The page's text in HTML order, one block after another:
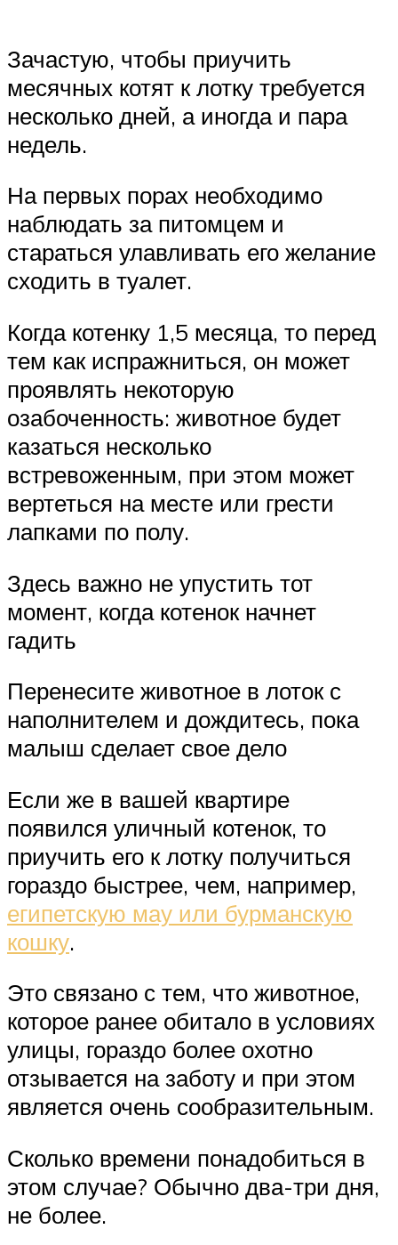
Зачастую, чтобы приучить
месячных котят к лотку требуется
несколько дней, а иногда и пара
недель.
На первых порах необходимо
наблюдать за питомцем и
стараться улавливать его желание
сходить в туалет.
Когда котенку 1,5 месяца, то перед
тем как испражниться, он может
проявлять некоторую
озабоченность: животное будет
казаться несколько
встревоженным, при этом может
вертеться на месте или грести
лапками по полу.
Здесь важно не упустить тот
момент, когда котенок начнет
гадить
Перенесите животное в лоток с
наполнителем и дождитесь, пока
малыш сделает свое дело
Если же в вашей квартире
появился уличный котенок, то
приучить его к лотку получиться
гораздо быстрее, чем, например,
египетскую мау или бурманскую
кошку.
Это связано с тем, что животное,
которое ранее обитало в условиях
улицы, гораздо более охотно
отзывается на заботу и при этом
является очень сообразительным.
Сколько времени понадобиться в
этом случае? Обычно два-три дня,
не более.